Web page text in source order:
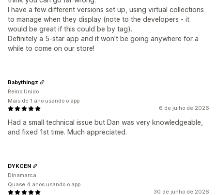
I have a few different versions set up, using virtual collections
to manage when they display (note to the developers - it
would be great if this could be by tag).
Definitely a 5-star app and it won’t be going anywhere for a
while to come on our store!
6 de julho de 2026
Had a small technical issue but Dan was very knowledgeable,
and fixed 1st time. Much appreciated.
Babythingz
Reino Unido
Mais de 1 ano usando o app
30 de junho de 2026
DYKCEN
Dinamarca
Quase 4 anos usando o app